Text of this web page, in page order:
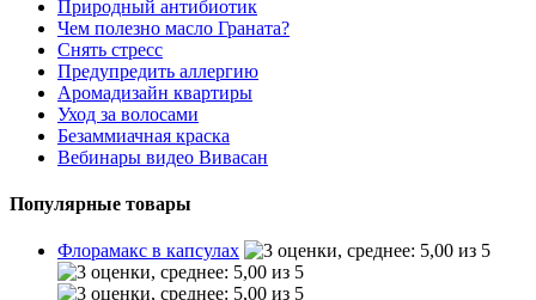
Природный антибиотик
Чем полезно масло Граната?
Снять стресс
Предупредить аллергию
Аромадизайн квартиры
Уход за волосами
Безаммиачная краска
Вебинары видео Вивасан
Популярные товары
Флорамакс в капсулах